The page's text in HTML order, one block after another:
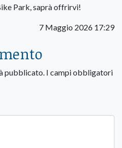
Park, saprà offrirvi!
7 Maggio 2026 17:29
pubblicato. I campi obbligatori